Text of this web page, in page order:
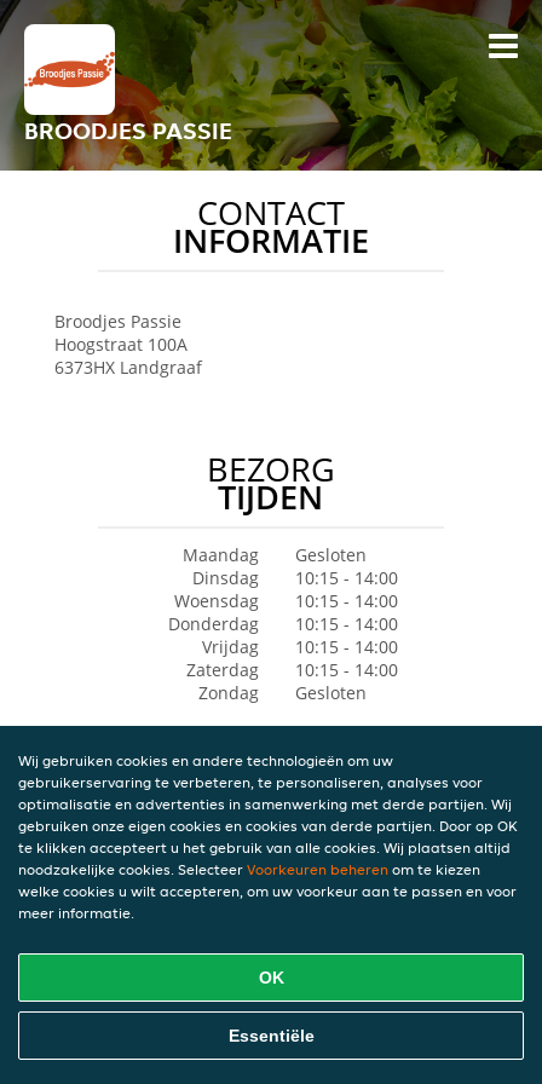
BROODJES PASSIE
CONTACT
INFORMATIE
Broodjes Passie
Hoogstraat 100A
6373HX Landgraaf
BEZORG
TIJDEN
Maandag
Gesloten
Dinsdag
10:15 - 14:00
Woensdag
10:15 - 14:00
Donderdag
10:15 - 14:00
Vrijdag
10:15 - 14:00
Zaterdag
10:15 - 14:00
Zondag
Gesloten
Wij gebruiken cookies en andere technologieën om uw
gebruikerservaring te verbeteren, te personaliseren, analyses voor
optimalisatie en advertenties in samenwerking met derde partijen. Wij
gebruiken onze eigen cookies en cookies van derde partijen. Door op OK
te klikken accepteert u het gebruik van alle cookies. Wij plaatsen altijd
noodzakelijke cookies. Selecteer Voorkeuren beheren om te kiezen
welke cookies u wilt accepteren, om uw voorkeur aan te passen en voor
meer informatie.
OK
Essentiële